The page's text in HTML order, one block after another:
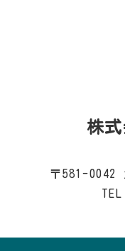
株
〒581-0042